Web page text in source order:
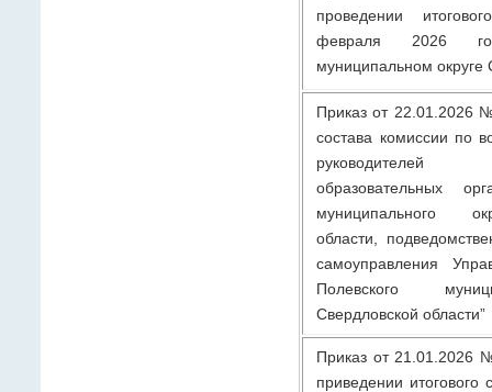
проведении
февраля 2026
муниципальном округе
Приказ от 22.01.2026
состава комиссии по
руководителей
образовательных
муниципального
области,
самоуправления
Полевского
Свердловской области”
Приказ от 21.01.2026
приведении итогового